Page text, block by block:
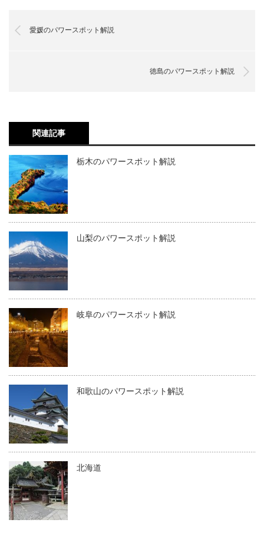
愛媛のパワースポット解説
徳島のパワースポット解説
関連記事
栃木のパワースポット解説
山梨のパワースポット解説
岐阜のパワースポット解説
和歌山のパワースポット解説
北海道